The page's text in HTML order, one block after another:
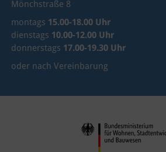
Mönchstraße 8
montags 15.00-18.00 Uhr
dienstags 10.00-12.00 Uhr
donnerstags 17.00-19.30 Uhr
oder nach Vereinbarung